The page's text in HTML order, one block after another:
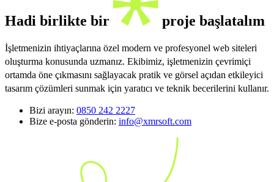
Hadi birlikte bir proje başlatalım
İşletmenizin ihtiyaçlarına özel modern ve profesyonel web siteleri
oluşturma konusunda uzmanız. Ekibimiz, işletmenizin çevrimiçi
ortamda öne çıkmasını sağlayacak pratik ve görsel açıdan etkileyici
tasarım çözümleri sunmak için yaratıcı ve teknik becerilerini kullanır.
Bizi arayın: 0850 242 2227
Bize e-posta gönderin: info@xmrsoft.com